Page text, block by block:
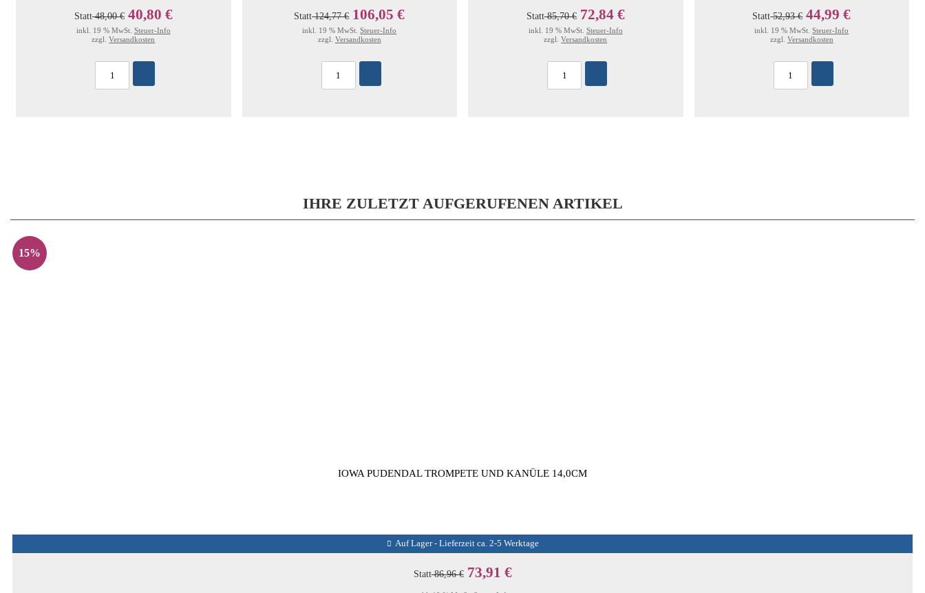
Statt48,00 € 40,80 €
inkl. 19 % MwSt. Steuer-Info
zzgl.Versandkosten
Statt124,77 € 106,05 €
inkl. 19 % MwSt.Steuer-Info
zzgl. Versandkosten
Statt85,70 € 72,84 €
inkl. 19 % MwSt. Steuer-Info
zzgl.Versandkosten
Statt52,93 € 44,99 €
inkl. 19 % MwSt.Steuer-Info
zzgl. Versandkosten
IHRE ZULETZT AUFGERUFENEN ARTIKEL
15%
IOWA PUDENDAL TROMPETE UND KANÜLE 14,0CM
Auf Lager - Lieferzeit ca. 2-5 Werktage
Statt86,96 € 73,91 €